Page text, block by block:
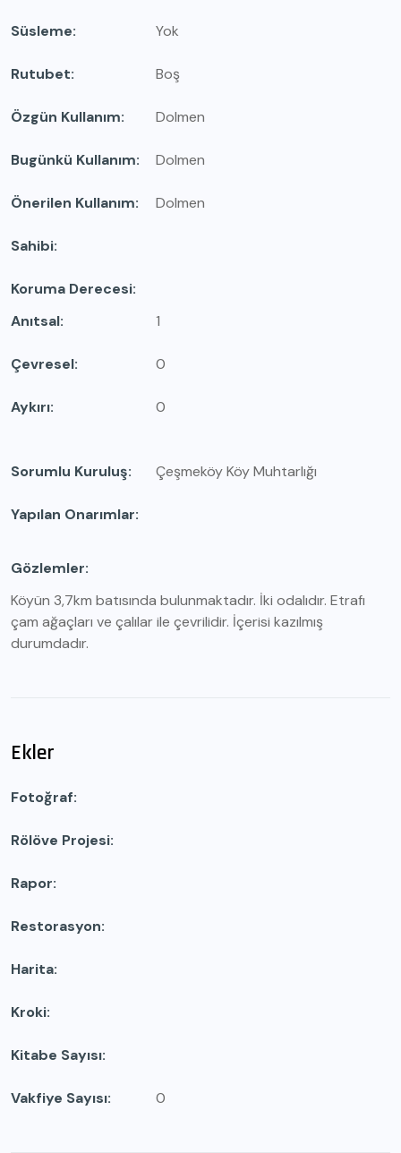
Süsleme Yok
Rutubet Boş
Özgün Kullanım Dolmen
Bugünkü Kullanım Dolmen
Önerilen Kullanım Dolmen
Sahibi
Koruma Derecesi
Anıtsal
1
Çevresel 0
Aykırı 0
Sorumlu Kuruluş Çeşmeköy Köy Muhtarlığı
Yapılan Onarımlar
Gözlemler
Köyün 3,7km batısında bulunmaktadır. İki odalıdır. Etrafı
çam ağaçları ve çalılar ile çevrilidir. İçerisi kazılmış
durumdadır.
Ekler
Fotoğraf
Rölöve Projesi
Rapor
Restorasyon
Harita
Kroki
Kitabe Sayısı
Vakfiye Sayısı 0